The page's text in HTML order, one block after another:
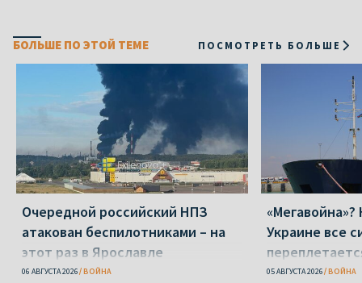
БОЛЬШЕ ПО ЭТОЙ ТЕМЕ ПОСМОТРЕТЬ БОЛЬШЕ
Очередной российский НПЗ
атакован беспилотниками – на
этот раз в Ярославле
06 АВГУСТА 2026 ВОЙНА
«Мегавойна»?
Украине все
вокруг Ирана
05 АВГУСТА 2026 ВОЙНА